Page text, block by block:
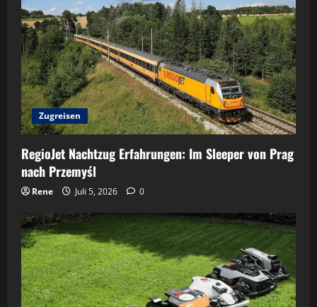
Zugreisen
RegioJet Nachtzug Erfahrungen: Im Sleeper von Prag
nach Przemyśl
Rene Juli 5, 2026 0